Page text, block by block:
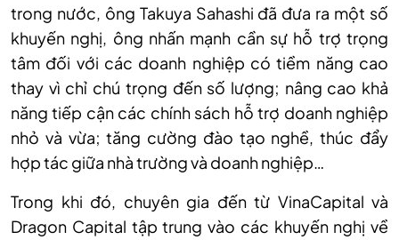
trong nước, ông Takuya Sahashi đã đưa ra một số
khuyến nghị, ông nhấn mạnh cần sự hỗ trợ trọng
tâm đối với các doanh nghiệp có tiềm năng cao
thay vì chỉ chú trọng đến số lượng; nâng cao khả
năng tiếp cận các chính sách hỗ trợ doanh nghiệp
nhỏ và vừa; tăng cường đào tạo nghề, thúc đẩy
hợp tác giữa nhà trường và doanh nghiệp…
Trong khi đó, chuyên gia đến từ VinaCapital và
Dragon Capital tập trung vào các khuyến nghị về